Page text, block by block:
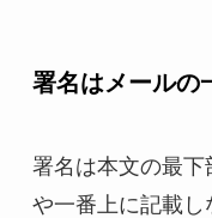
署名はメールの
署名は本文の最下
や一番上に記載し